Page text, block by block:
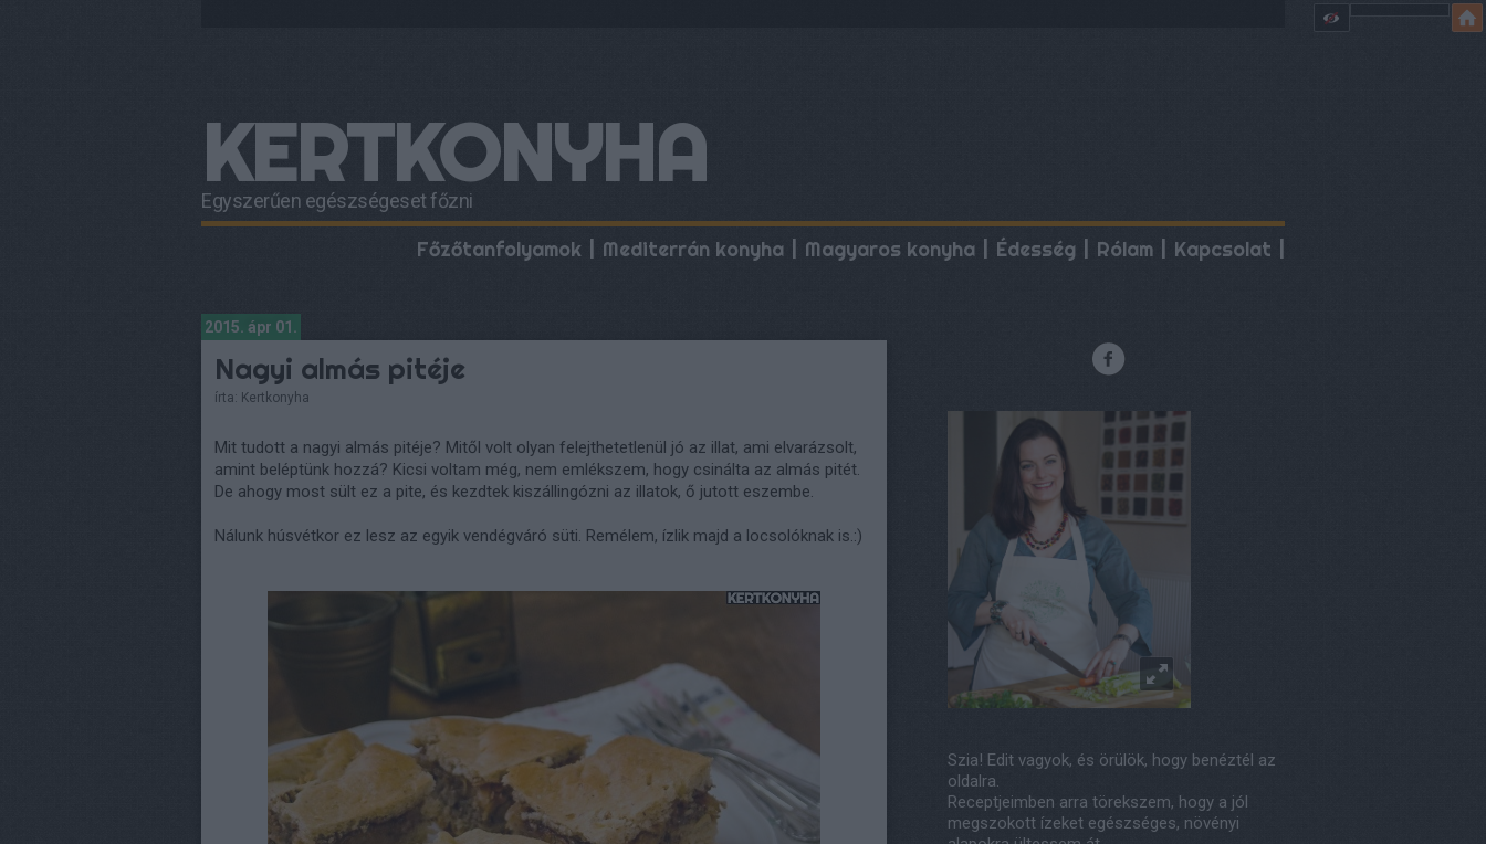
KERTKONYHA
Egyszerűen egészségeset főzni
Főzőtanfolyamok Mediterrán konyha Magyaros konyha Édesség Rólam Kapcsolat
2015. ápr 01.
Nagyi almás pitéje
írta: Kertkonyha
Mit tudott a nagyi almás pitéje? Mitől volt olyan felejthetetlenül jó az illat, ami elvarázsolt,
amint beléptünk hozzá? Kicsi voltam még, nem emlékszem, hogy csinálta az almás pitét.
De ahogy most sült ez a pite, és kezdtek kiszállingózni az illatok, ő jutott eszembe.
Nálunk húsvétkor ez lesz az egyik vendégváró süti. Remélem, ízlik majd a locsolóknak is.:)
Szia! Edit vagyok, és örülök, hogy benéztél az
oldalra.
Receptjeimben arra törekszem, hogy a jól
megszokott ízeket egészséges, növényi